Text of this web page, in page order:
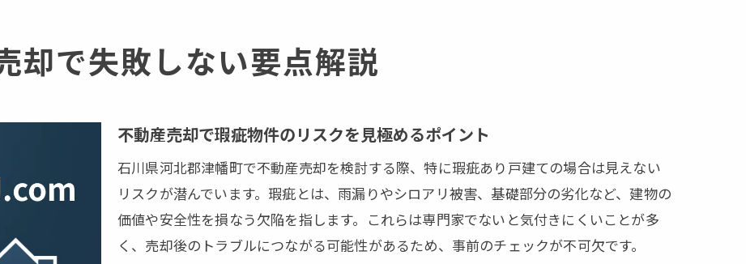
も安心して買取を進めるコツ
却で築古戸建ての価値を最大限に伝える
を問わない不動産売却のポイントを解説
売却前に確認したい築古戸建ての注意点
進めるための買取業者選びのコツ
に注意したい瑕疵のリスク管理法
スクを減らす不動産売却時の重要ポイント
却で失敗しない要点解説
不動産売却で瑕疵物件のリスクを見極めるポイント
石川県河北郡津幡町で不動産売却を検討する際、特に瑕疵あり戸建ての場合は見えない
リスクが潜んでいます。瑕疵とは、雨漏りやシロアリ被害、基礎部分の劣化など、建物の
価値や安全性を損なう欠陥を指します。これらは専門家でないと気付きにくいことが多
く、売却後のトラブルにつながる可能性があるため、事前のチェックが不可欠です。